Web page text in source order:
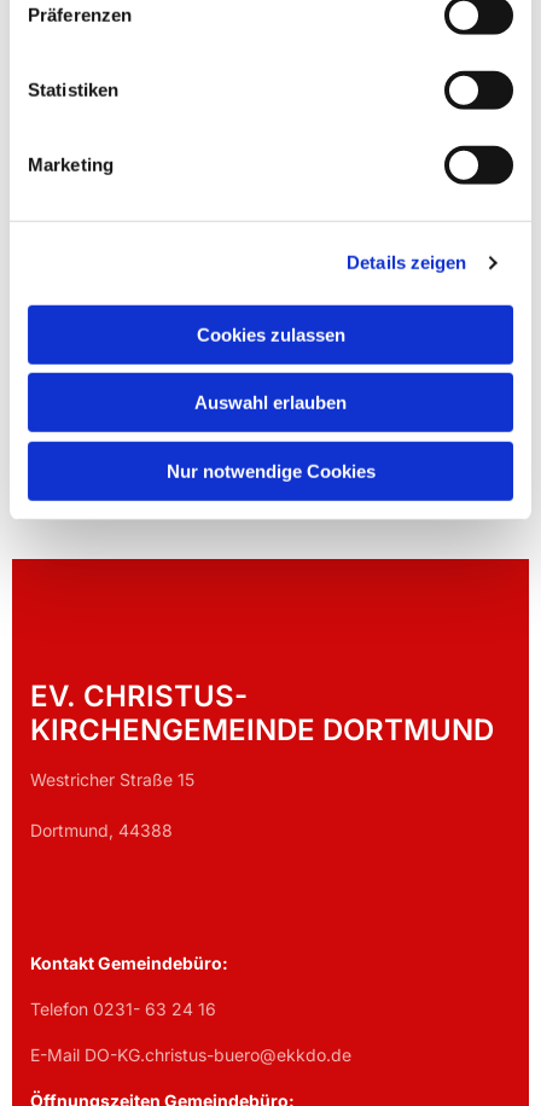
Präferenzen
Statistiken
Marketing
Details zeigen
Cookies zulassen
Auswahl erlauben
Nur notwendige Cookies
EV. CHRISTUS-
KIRCHENGEMEINDE DORTMUND
Westricher Straße 15
Dortmund, 44388
Kontakt Gemeindebüro:
Telefon 0231- 63 24 16
E-Mail DO-KG.christus-buero@ekkdo.de
Öffnungszeiten Gemeindebüro: